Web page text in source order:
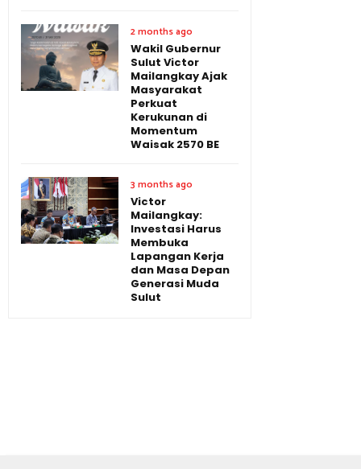
2 months ago
Wakil Gubernur
Sulut Victor
Mailangkay Ajak
Masyarakat
Perkuat
Kerukunan di
Momentum
Waisak 2570 BE
3 months ago
Victor
Mailangkay:
Investasi Harus
Membuka
Lapangan Kerja
dan Masa Depan
Generasi Muda
Sulut